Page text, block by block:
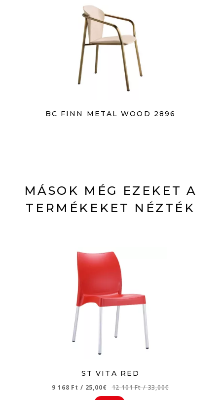
BC FINN METAL WOOD 2896
MÁSOK MÉG EZEKET A
TERMÉKEKET NÉZTÉK
ST VITA RED
9 168 Ft / 25,00€ 12 101 Ft/ 33,00€